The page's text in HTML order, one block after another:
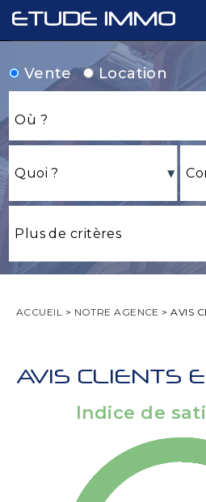
Vente Location
ACCUEIL > NOTRE AGENCE >AVIS
AVIS CLIENTS
Indice de